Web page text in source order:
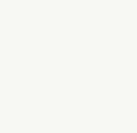
עליון וחשיבות